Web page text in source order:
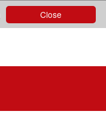
Close